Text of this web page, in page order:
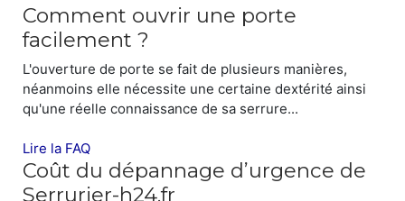
Comment ouvrir une porte
facilement ?
L'ouverture de porte se fait de plusieurs manières,
néanmoins elle nécessite une certaine dextérité ainsi
qu'une réelle connaissance de sa serrure...
Lire la FAQ
Coût du dépannage d’urgence de
Serrurier-h24.fr